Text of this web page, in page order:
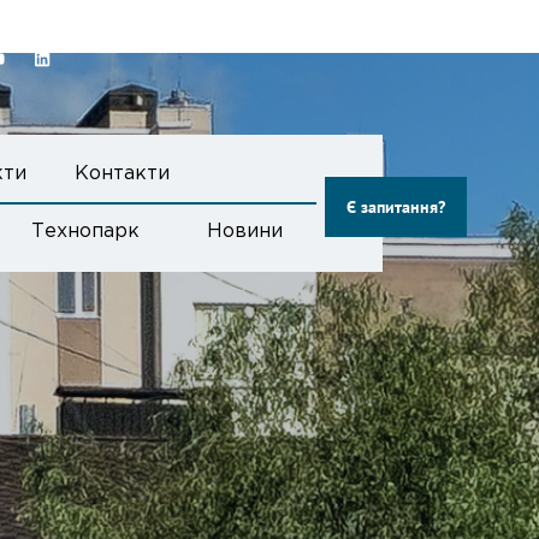
Контакти
Технопарк Новини
Є запитання?